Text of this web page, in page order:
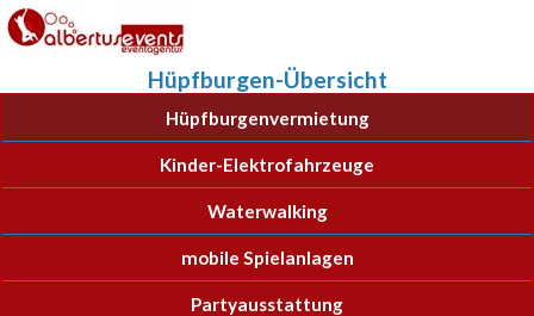
Hüpfburgen-Übersicht
Hüpfburgenvermietung
Kinder-Elektrofahrzeuge
Waterwalking
mobile Spielanlagen
Partyausstattung